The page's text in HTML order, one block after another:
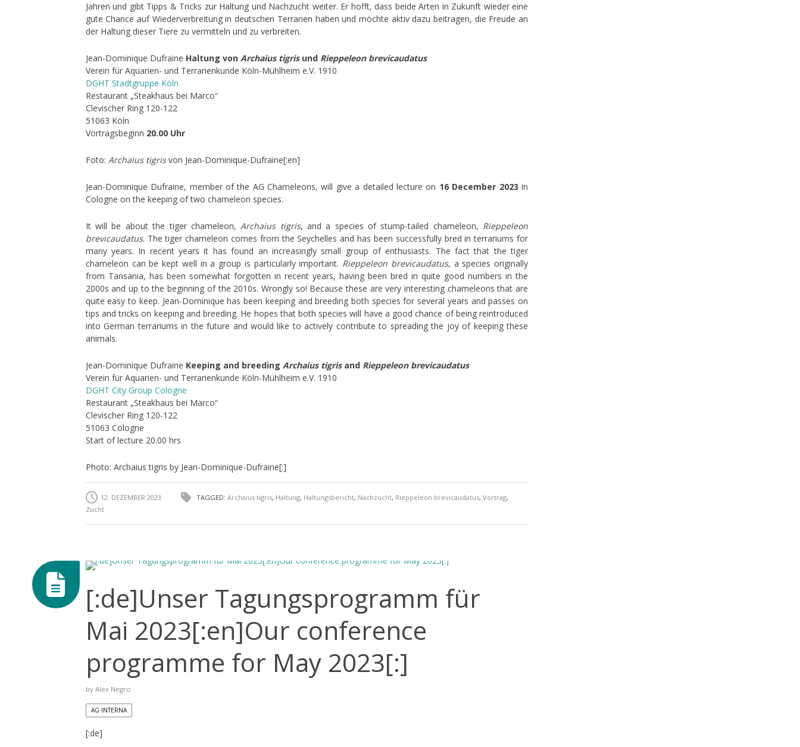
Jahren und gibt Tipps & Tricks zur Haltung und Nachzucht weiter. Er hofft, dass beide Arten in Zukunft wieder eine
gute Chance auf Wiederverbreitung in deutschen Terrarien haben und möchte aktiv dazu beitragen, die Freude an
der Haltung dieser Tiere zu vermitteln und zu verbreiten.
Jean-Dominique Dufraine Haltung von Archaius tigrisund Rieppeleon brevicaudatus
Verein für Aquarien- und Terrarienkunde Köln-Mühlheim e.V. 1910
DGHT Stadtgruppe Köln
Restaurant „Steakhaus bei Marco“
Clevischer Ring 120-122
51063 Köln
Vortragsbeginn 20.00 Uhr
Foto: Archaius tigrisvon Jean-Dominique-Dufraine[:en]
Jean-Dominique Dufraine, member of the AG Chameleons, will give a detailed lecture on 16 December 2023 in
Cologne on the keeping of two chameleon species.
It will be about the tiger chameleon,Archaius tigris, and a species of stump-tailed chameleon, Rieppeleon
brevicaudatus. The tiger chameleon comes from the Seychelles and has been successfully bred in terrariums for
many years. In recent years it has found an increasingly small group of enthusiasts. The fact that the tiger
chameleon can be kept well in a group is particularly important. Rieppeleon brevicaudatus, a species originally
from Tansania, has been somewhat forgotten in recent years, having been bred in quite good numbers in the
2000s and up to the beginning of the 2010s. Wrongly so! Because these are very interesting chameleons that are
quite easy to keep. Jean-Dominique has been keeping and breeding both species for several years and passes on
tips and tricks on keeping and breeding. He hopes that both species will have a good chance of being reintroduced
into German terrariums in the future and would like to actively contribute to spreading the joy of keeping these
animals.
Jean-Dominique Dufraine Keeping and breeding Archaius tigrisand Rieppeleon brevicaudatus
Verein für Aquarien- und Terrarienkunde Köln-Mühlheim e.V. 1910
DGHT City Group Cologne
Restaurant „Steakhaus bei Marco“
Clevischer Ring 120-122
51063 Cologne
Start of lecture 20.00 hrs
Photo: Archaius tigris by Jean-Dominique-Dufraine[:]
12. DEZEMBER 2023 TAGGED: Archaius tigris, Haltung, Haltungsbericht, Nachzucht, Rieppeleon brevicaudatus, Vortrag,
Zucht
[:de]Unser Tagungsprogramm für
Mai 2023[:en]Our conference
programme for May 2023[:]
by Alex Negro
AG INTERNA
[:de]